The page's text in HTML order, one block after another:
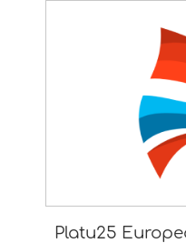
Platu25